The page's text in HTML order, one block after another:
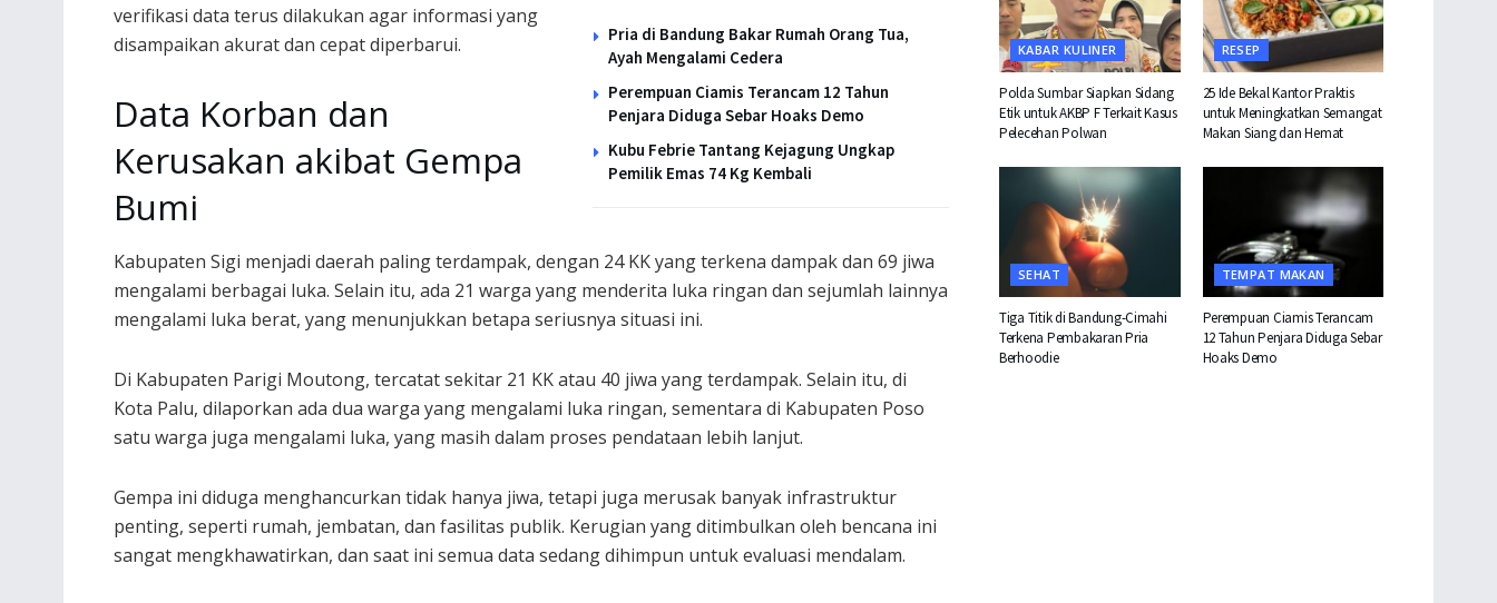
Pria di Bandung Bakar Rumah Orang Tua,
Ayah Mengalami Cedera
Perempuan Ciamis Terancam 12 Tahun
Penjara Diduga Sebar Hoaks Demo
Kubu Febrie Tantang Kejagung Ungkap
Pemilik Emas 74 Kg Kembali
verifikasi data terus dilakukan agar informasi yang
disampaikan akurat dan cepat diperbarui.
Data Korban dan
Kerusakan akibat Gempa
Bumi
Kabupaten Sigi menjadi daerah paling terdampak, dengan 24 KK yang terkena dampak dan 69 jiwa
mengalami berbagai luka. Selain itu, ada 21 warga yang menderita luka ringan dan sejumlah lainnya
mengalami luka berat, yang menunjukkan betapa seriusnya situasi ini.
Di Kabupaten Parigi Moutong, tercatat sekitar 21 KK atau 40 jiwa yang terdampak. Selain itu, di
Kota Palu, dilaporkan ada dua warga yang mengalami luka ringan, sementara di Kabupaten Poso
satu warga juga mengalami luka, yang masih dalam proses pendataan lebih lanjut.
Gempa ini diduga menghancurkan tidak hanya jiwa, tetapi juga merusak banyak infrastruktur
penting, seperti rumah, jembatan, dan fasilitas publik. Kerugian yang ditimbulkan oleh bencana ini
sangat mengkhawatirkan, dan saat ini semua data sedang dihimpun untuk evaluasi mendalam.
KABAR KULINER
Polda Sumbar Siapkan Sidang
Etik untuk AKBP F Terkait Kasus
Pelecehan Polwan
RESEP
25 Ide Bekal Kantor Praktis
untuk Meningkatkan Semangat
Makan Siang dan Hemat
SEHAT
Tiga Titik di Bandung-Cimahi
Terkena Pembakaran Pria
Berhoodie
TEMPAT MAKAN
Perempuan Ciamis Terancam
12 Tahun Penjara Diduga Sebar
Hoaks Demo